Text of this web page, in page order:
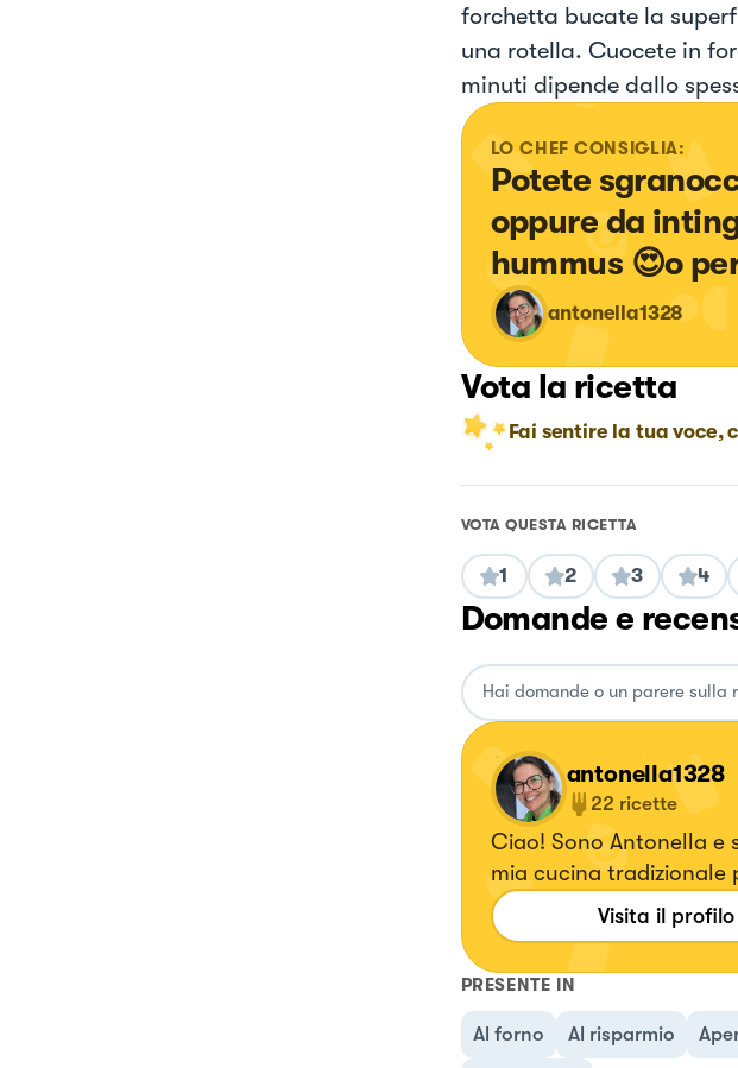
forchetta bucate la
una rotella. Cuocete in
minuti dipende dallo
LO CHEF CONSIGLIA:
Potete
oppure da
hummus 😍o
antonella1328
Vota la ricetta
Fai sentire la tua voce,
VOTA QUESTA RICETTA
1 2 3 4
Domande e
antonella1328
22 ricette
Ciao! Sono Antonella e
mia cucina tradizionale
Visita il profilo
PRESENTE IN
Al forno Al risparmio